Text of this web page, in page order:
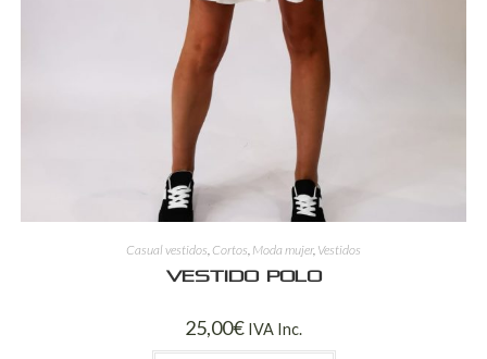
Casual vestidos, Cortos, Moda mujer, Vestidos
Vestido polo
25,00€ IVA Inc.